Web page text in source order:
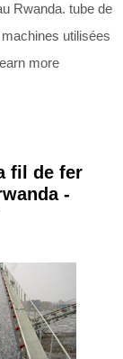
Rwanda. tube de
utilisées
more
fil de fer
-